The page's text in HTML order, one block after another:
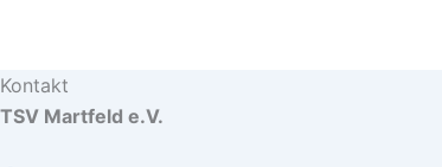
Kontakt
TSV Martfeld e.V.